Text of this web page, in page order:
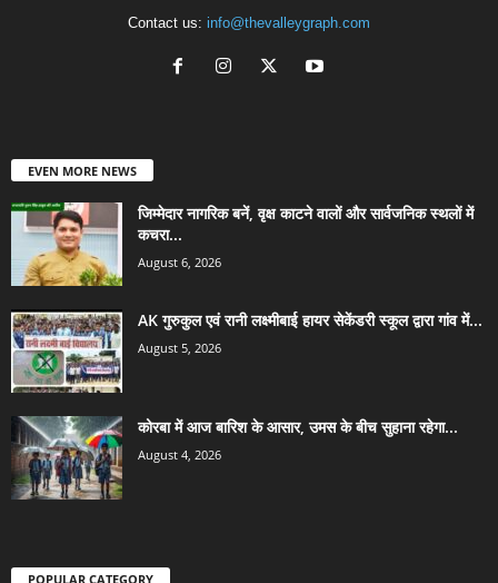
Contact us: info@thevalleygraph.com
EVEN MORE NEWS
जिम्मेदार नागरिक बनें, वृक्ष काटने वालों और सार्वजनिक स्थलों में
कचरा...
August 6, 2026
AK गुरुकुल एवं रानी लक्ष्मीबाई हायर सेकेंडरी स्कूल द्वारा गांव में...
August 5, 2026
कोरबा में आज बारिश के आसार, उमस के बीच सुहाना रहेगा...
August 4, 2026
POPULAR CATEGORY